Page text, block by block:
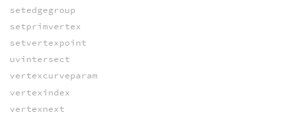
setedgegroup
setprimvertex
setvertexpoint
uvintersect
vertexcurveparam
vertexindex
vertexnext